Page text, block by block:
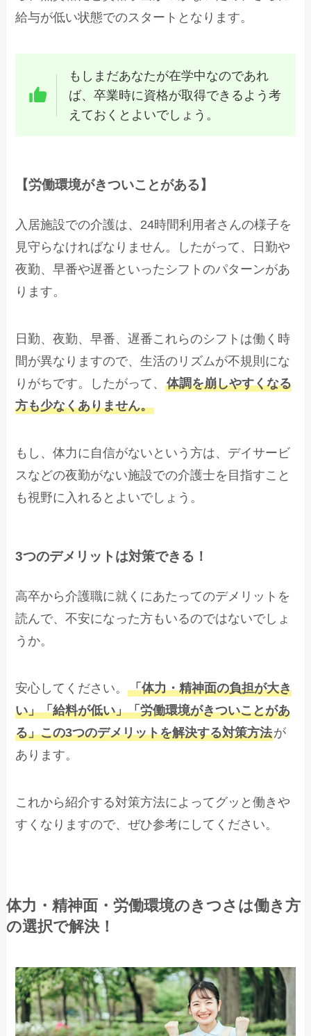
給与が低い状態でのスタートとなります。
もしまだあなたが在学中なのであれ
ば、卒業時に資格が取得できるよう考
えておくとよいでしょう。
【労働環境がきついことがある】
入居施設での介護は、24時間利用者さんの様子を
見守らなければなりません。したがって、日勤や
夜勤、早番や遅番といったシフトのパターンがあ
ります。
日勤、夜勤、早番、遅番これらのシフトは働く時
間が異なりますので、生活のリズムが不規則にな
りがちです。したがって、体調を崩しやすくなる
方も少なくありません。
もし、体力に自信がないという方は、デイサービ
スなどの夜勤がない施設での介護士を目指すこと
も視野に入れるとよいでしょう。
3つのデメリットは対策できる！
高卒から介護職に就くにあたってのデメリットを
読んで、不安になった方もいるのではないでしょ
うか。
安心してください。「体力・精神面の負担が大き
い」「給料が低い」「労働環境がきついことがあ
る」この3つのデメリットを解決する対策方法が
あります。
これから紹介する対策方法によってグッと働きや
すくなりますので、ぜひ参考にしてください。
体力・精神面・労働環境のきつさは働き方
の選択で解決！